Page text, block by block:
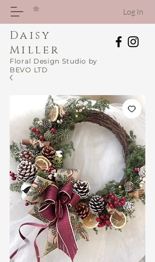
Log In
Daisy
Miller
Floral Design Studio by
BEVO LTD